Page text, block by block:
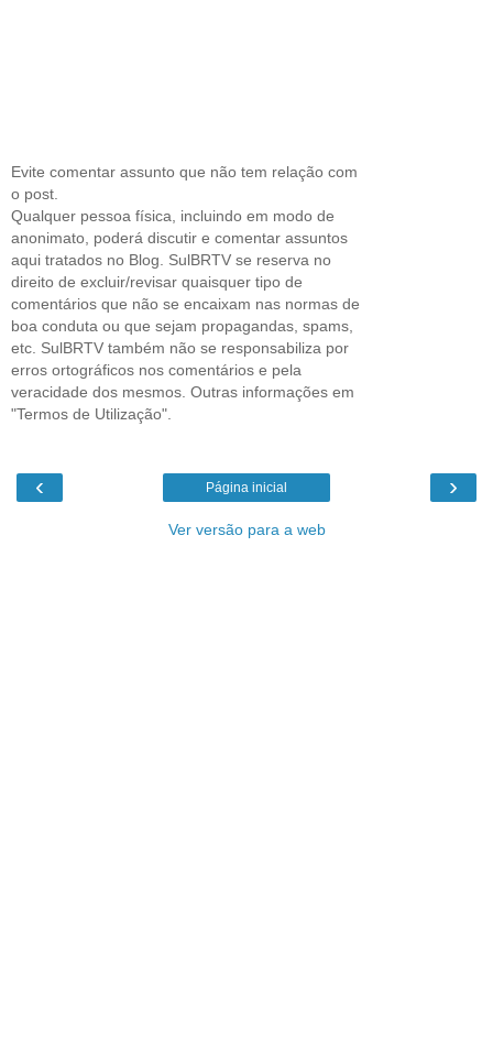
Evite comentar assunto que não tem relação com
o post.
Qualquer pessoa física, incluindo em modo de
anonimato, poderá discutir e comentar assuntos
aqui tratados no Blog. SulBRTV se reserva no
direito de excluir/revisar quaisquer tipo de
comentários que não se encaixam nas normas de
boa conduta ou que sejam propagandas, spams,
etc. SulBRTV também não se responsabiliza por
erros ortográficos nos comentários e pela
veracidade dos mesmos. Outras informações em
"Termos de Utilização".
‹ ›
Página inicial
Ver versão para a web